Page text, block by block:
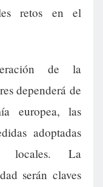
retos en el
de la
dependerá de
europea, las
adoptadas
locales. La
serán claves